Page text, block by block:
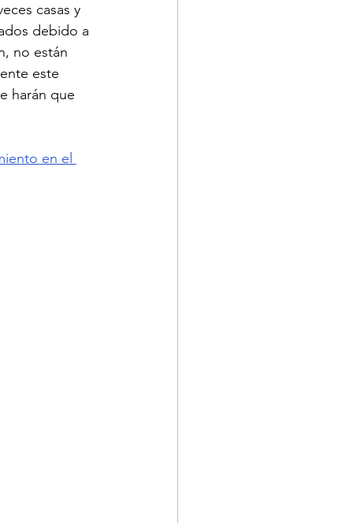
casas y
debido a
no están
este
harán que
en el